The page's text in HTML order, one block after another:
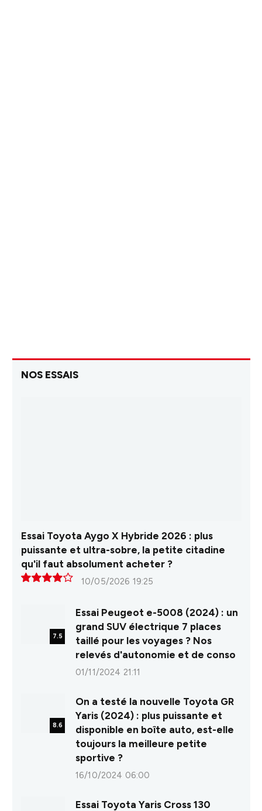
NOS ESSAIS
Essai Toyota Aygo X Hybride 2026 : plus
puissante et ultra-sobre, la petite citadine
qu'il faut absolument acheter ?
10/05/2026 19:25
7.5
Essai Peugeot e-5008 (2024) : un
grand SUV électrique 7 places
taillé pour les voyages ? Nos
relevés d'autonomie et de conso
01/11/2024 21:11
8.6
On a testé la nouvelle Toyota GR
Yaris (2024) : plus puissante et
disponible en boîte auto, est-elle
toujours la meilleure petite
sportive ?
16/10/2024 06:00
Essai Toyota Yaris Cross 130